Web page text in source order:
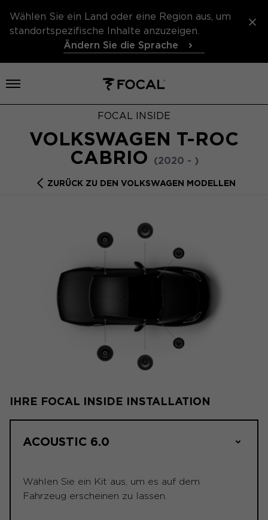
Wählen Sie ein Land oder eine Region aus, um
standortspezifische Inhalte anzuzeigen.
Ändern Sie die Sprache
Menü öffnen
FOCAL INSIDE
VOLKSWAGEN T-ROC
CABRIO
(2020 - )
ZURÜCK ZU DEN VOLKSWAGEN MODELLEN
IHRE FOCAL INSIDE INSTALLATION
ACOUSTIC 6.0
Wählen Sie ein Kit aus, um es auf dem
Fahrzeug erscheinen zu lassen.